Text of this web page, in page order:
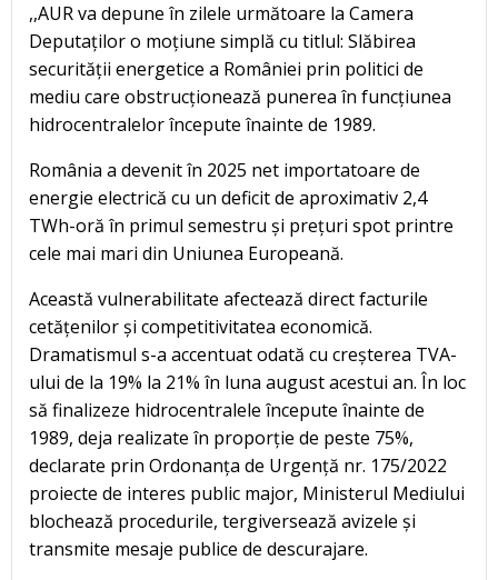
,,AUR va depune în zilele următoare la Camera
Deputaților o moțiune simplă cu titlul: Slăbirea
securității energetice a României prin politici de
mediu care obstrucționează punerea în funcțiunea
hidrocentralelor începute înainte de 1989.
România a devenit în 2025 net importatoare de
energie electrică cu un deficit de aproximativ 2,4
TWh-oră în primul semestru și prețuri spot printre
cele mai mari din Uniunea Europeană.
Această vulnerabilitate afectează direct facturile
cetățenilor și competitivitatea economică.
Dramatismul s-a accentuat odată cu creșterea TVA-
ului de la 19% la 21% în luna august acestui an. În loc
să finalizeze hidrocentralele începute înainte de
1989, deja realizate în proporție de peste 75%,
declarate prin Ordonanța de Urgență nr. 175/2022
proiecte de interes public major, Ministerul Mediului
blochează procedurile, tergiversează avizele și
transmite mesaje publice de descurajare.